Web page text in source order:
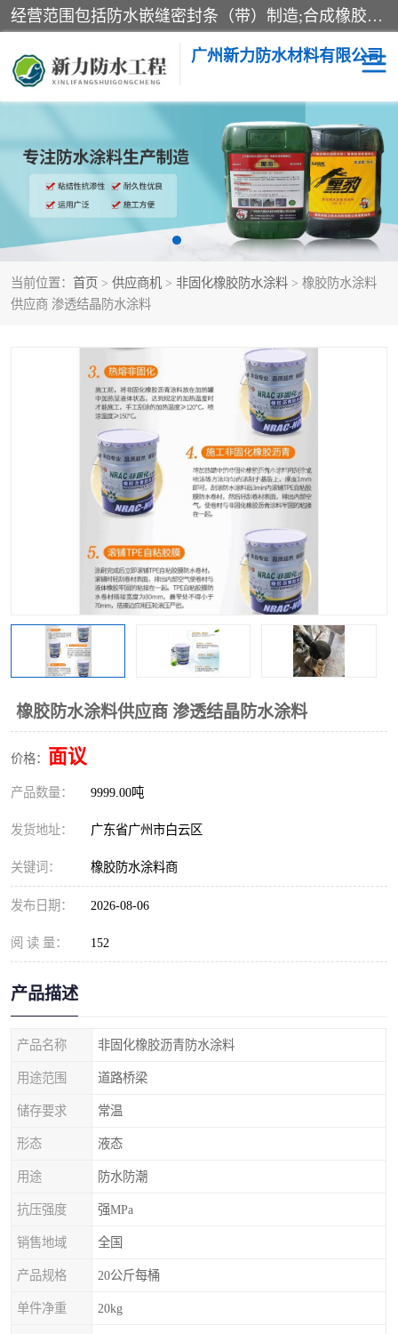
经营范围包括防水嵌缝密封条（带）制造;合成橡胶制造（监控化学品、危险化学品除外）;沥青混合物制造;防水胶粘带制造;其他合成材料制造（监控化学品、危险化学品除外）;涂料制造（监控化学品、危险化学品除外）;建筑结构防水补漏;防水建筑材料制造;粘合剂制造（监控化学品、危险化学品除外）;涂料零售;广州新力防水材料有限公司具有1处分支机构。
广州新力防水材料有限公司
当前位置： 首页 > 供应商机 > 非固化橡胶防水涂料 > 橡胶防水涂料
供应商 渗透结晶防水涂料
橡胶防水涂料供应商 渗透结晶防水涂料
价格： 面议
产品数量： 9999.00吨
发货地址： 广东省广州市白云区
关键词： 橡胶防水涂料商
发布日期： 2026-08-06
阅 读 量： 152
产品描述
产品名称 非固化橡胶沥青防水涂料
用途范围 道路桥梁
储存要求 常温
形态 液态
用途 防水防潮
抗压强度 强MPa
销售地域 全国
产品规格 20公斤每桶
单件净重 20kg
黑豹防水胶 建筑108胶水
乳化沥青防水涂料 自粘卷材
非固化橡胶防水涂料